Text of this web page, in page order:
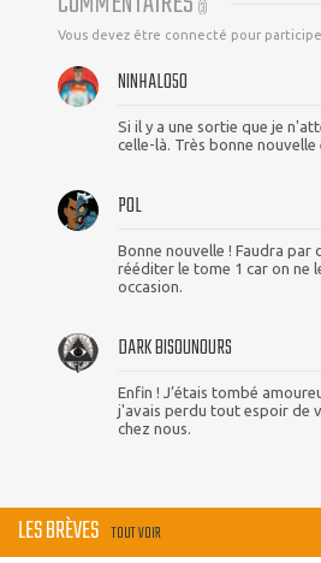
(3)
Vous devez être connecté pour
NINHALO50
Si il y a une sortie que je
celle-là. Très bonne nouvelle
POL
Bonne nouvelle ! Faudra par
rééditer le tome 1 car on ne
occasion.
DARK BISOUNOURS
Enfin ! J’étais tombé
j'avais perdu tout espoir de
chez nous.
LES BRÈVES TOUT VOIR